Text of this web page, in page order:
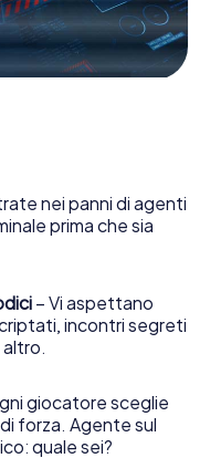
le spie nemiche e
sua parte. In questo
sua squadra dovete
di James
punteggio più alto
vostra personale
e degli agenti
Room
nei panni di agenti
prima che sia
– Vi aspettano
incontri segreti
giocatore sceglie
forza. Agente sul
quale sei?